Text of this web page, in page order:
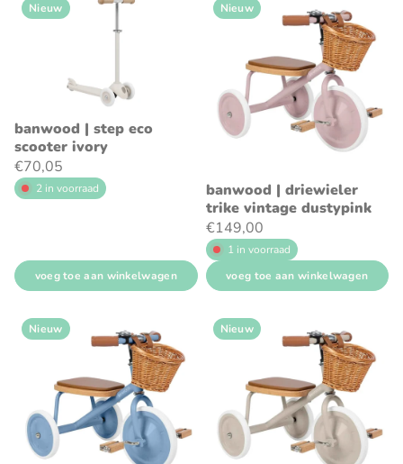
Nieuw
banwood | step eco
scooter ivory
€70,05
2 in voorraad
voeg toe aan winkelwagen
Nieuw
banwood | driewieler
trike vintage dustypink
€149,00
1 in voorraad
voeg toe aan winkelwagen
Nieuw Nieuw